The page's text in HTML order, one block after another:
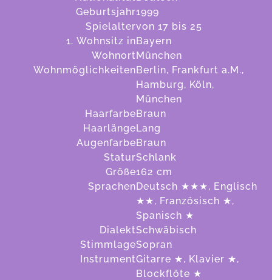
Geburtsjahr1999
Spielaltervon 17 bis 25
1. Wohnsitz inBayern
WohnortMünchen
WohnmöglichkeitenBerlin, Frankfurt a.M.,
Hamburg, Köln,
München
HaarfarbeBraun
HaarlängeLang
AugenfarbeBraun
StaturSchlank
Größe162 cm
SprachenDeutsch ★★★, Englisch
★★, Französisch ★,
Spanisch ★
DialektSchwäbisch
StimmlageSopran
InstrumentGitarre ★, Klavier ★,
Blockflöte ★